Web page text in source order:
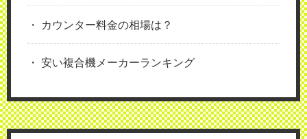
カウンター料金の相場は？
安い複合機メーカーランキング